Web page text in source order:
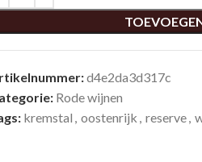
d4e2da3d317c
Rode wijnen
kremstal , oostenrijk , reserve,